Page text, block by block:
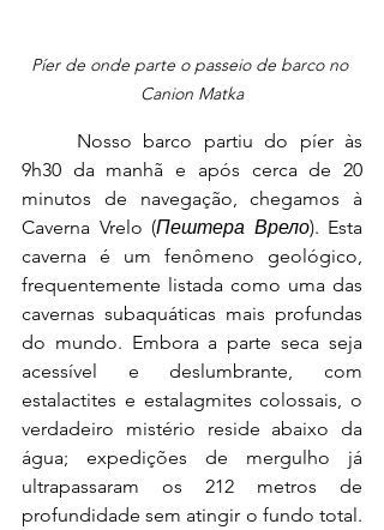
Píer de onde parte o passeio de barco no
Canion Matka
9h30 da manhã e após cerca de 20
minutos de navegação, chegamos à
Caverna Vrelo (Пештера Врело). Esta
caverna é um fenômeno geológico,
frequentemente listada como uma das
cavernas subaquáticas mais profundas
do mundo. Embora a parte seca seja
acessível e deslumbrante, com
estalactites e estalagmites colossais, o
verdadeiro mistério reside abaixo da
água; expedições de mergulho já
ultrapassaram os 212 metros de
profundidade sem atingir o fundo total.